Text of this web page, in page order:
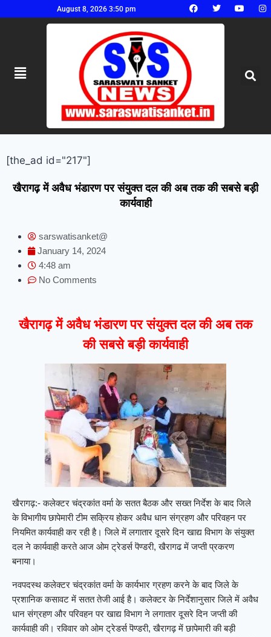
August 8, 2026 3:50 pm
[the_ad id="217"]
खैरागढ़ में अवैध भंडारण पर संयुक्त दल की अब तक की सबसे बड़ी
कार्यवाही
sarswatisanket@
January 14, 2024
4:48 am
No Comments
खैरागढ़ में अवैध भंडारण पर संयुक्त दल की अब तक
की सबसे बड़ी कार्यवाही
खैरागढ़:- कलेक्टर चंद्रकांत वर्मा के सतत बैठक और सख्त निर्देश के बाद जिले
के विभागीय छापेमारी टीम सक्रिय होकर अवैध धान संग्रहण और परिवहन पर
नियमित कार्यवाही कर रही है। जिले में लगातार दूसरे दिन खाद्य विभाग के संयुक्त
दल ने कार्यवाही करते आज ओम ट्रेडर्स पॆण्डरी, खैरागढ में जप्ती प्रकरण
बनाया।
नवपदस्थ कलेक्टर चंद्रकांत वर्मा के कार्यभार ग्रहण करने के बाद जिले के
प्रशानिक कसावट में सतत तेजी आई है। कलेक्टर के निर्देशानुसार जिले में अवैध
धान संग्रहण और परिवहन पर खाद्य विभाग ने लगातार दूसरे दिन जप्ती की
कार्यवाही की। रविवार को ओम ट्रेडर्स पॆण्डरी, खैरागढ़ में छापेमारी की बड़ी